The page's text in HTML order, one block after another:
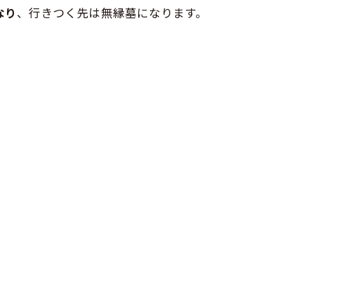
、行きつく先は無縁墓になります。